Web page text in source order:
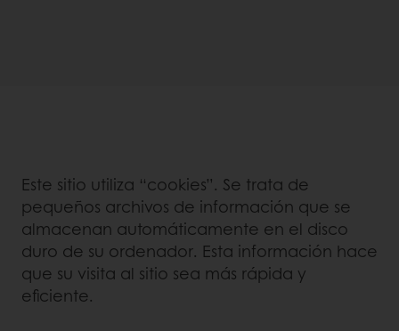
Este sitio utiliza “cookies”. Se trata de
pequeños archivos de información que se
almacenan automáticamente en el disco
duro de su ordenador. Esta información hace
que su visita al sitio sea más rápida y
eficiente.